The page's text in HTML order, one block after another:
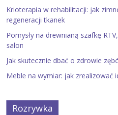
Krioterapia w rehabilitacji: jak
regeneracji tkanek
Pomysły na drewnianą szafkę
salon
Jak skutecznie dbać o zdrowie
Meble na wymiar: jak zrealizować
Rozrywka